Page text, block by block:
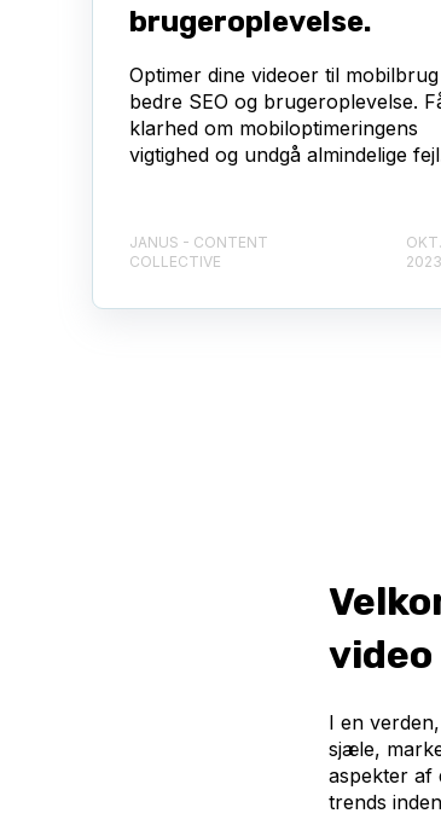
brugeroplevelse.
Optimer dine videoer til
bedre SEO og brugeroplevelse.
klarhed om mobiloptimeringens
vigtighed og undgå almindelige
JANUS - CONTENT
COLLECTIVE
2023
I en
sjæle,
aspekter af
trends